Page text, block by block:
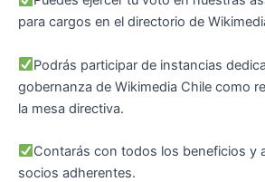
para cargos en el directorio de
Podrás participar de instancias
gobernanza de Wikimedia Chile como
la mesa directiva.
Contarás con todos los beneficios y
socios adherentes.